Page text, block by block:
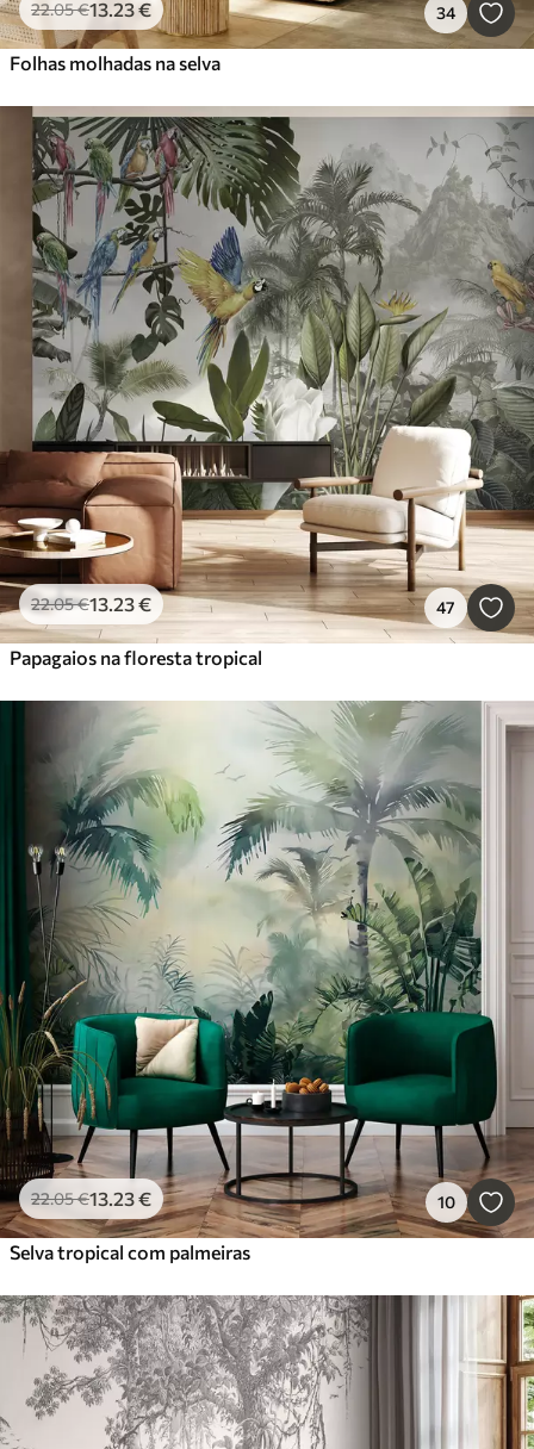
22.05€13.23€ 34
Folhas molhadas na selva
22.05€13.23€ 47
Papagaios na floresta tropical
22.05€13.23€ 10
Selva tropical com palmeiras